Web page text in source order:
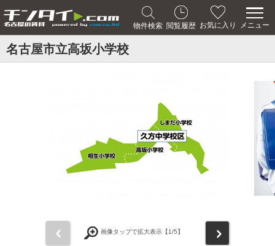
物件検索 閲覧履歴 お気に入り メニュー
名古屋市立高坂小学校
画像タップで拡大表示【1/5】